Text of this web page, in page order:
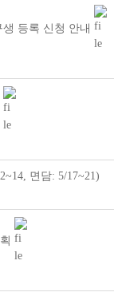
등록 신청 안내
면담: 5/17~21)